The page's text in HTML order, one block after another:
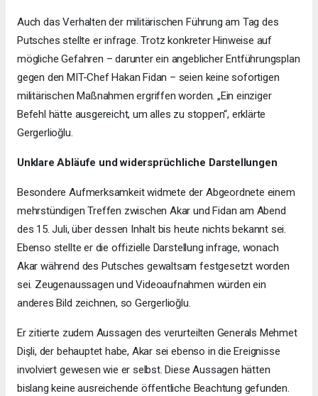
Auch das Verhalten der militärischen Führung am Tag des
Putsches stellte er infrage. Trotz konkreter Hinweise auf
mögliche Gefahren – darunter ein angeblicher Entführungsplan
gegen den MIT-Chef Hakan Fidan – seien keine sofortigen
militärischen Maßnahmen ergriffen worden. „Ein einziger
Befehl hätte ausgereicht, um alles zu stoppen“, erklärte
Gergerlioğlu.
Unklare Abläufe und widersprüchliche Darstellungen
Besondere Aufmerksamkeit widmete der Abgeordnete einem
mehrstündigen Treffen zwischen Akar und Fidan am Abend
des 15. Juli, über dessen Inhalt bis heute nichts bekannt sei.
Ebenso stellte er die offizielle Darstellung infrage, wonach
Akar während des Putsches gewaltsam festgesetzt worden
sei. Zeugenaussagen und Videoaufnahmen würden ein
anderes Bild zeichnen, so Gergerlioğlu.
Er zitierte zudem Aussagen des verurteilten Generals Mehmet
Dişli, der behauptet habe, Akar sei ebenso in die Ereignisse
involviert gewesen wie er selbst. Diese Aussagen hätten
bislang keine ausreichende öffentliche Beachtung gefunden.